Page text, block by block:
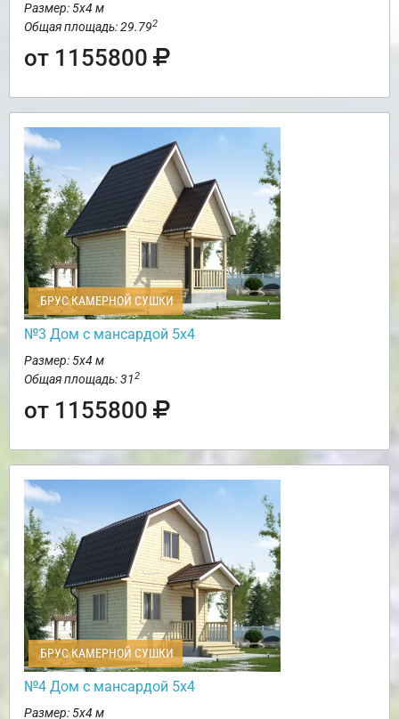
Размер: 5х4 м
Общая площадь: 29.792
от 1155800
БРУС КАМЕРНОЙ СУШКИ
№3 Дом с мансардой 5х4
Размер: 5х4 м
Общая площадь: 312
от 1155800
БРУС КАМЕРНОЙ СУШКИ
№4 Дом с мансардой 5х4
Размер: 5х4 м